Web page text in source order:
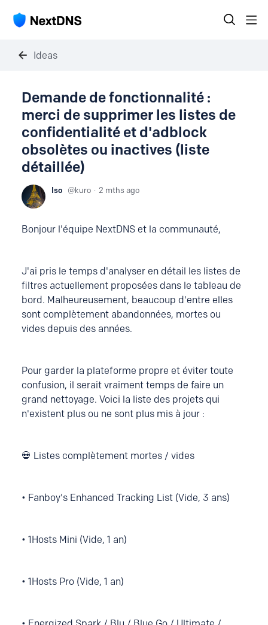
Ideas
Demande de fonctionnalité :
merci de supprimer les listes de
confidentialité et d'adblock
obsolètes ou inactives (liste
détaillée)
Iso kuro 2 mths ago
Bonjour l'équipe NextDNS et la communauté,
J'ai pris le temps d'analyser en détail les listes de
filtres actuellement proposées dans le tableau de
bord. Malheureusement, beaucoup d'entre elles
sont complètement abandonnées, mortes ou
vides depuis des années.
Pour garder la plateforme propre et éviter toute
confusion, il serait vraiment temps de faire un
grand nettoyage. Voici la liste des projets qui
n'existent plus ou ne sont plus mis à jour :
💀 Listes complètement mortes / vides
• Fanboy's Enhanced Tracking List (Vide, 3 ans)
• 1Hosts Mini (Vide, 1 an)
• 1Hosts Pro (Vide, 1 an)